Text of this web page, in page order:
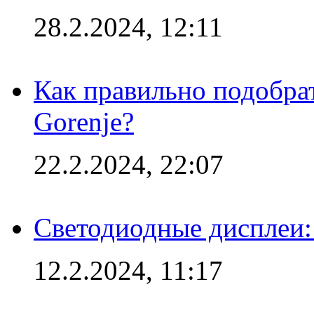
28.2.2024, 12:11
Как правильно
Gorenje?
22.2.2024, 22:07
Светодиодные
12.2.2024, 11:17